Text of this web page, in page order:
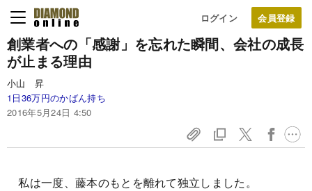
ログイン
創業者への 「感謝」を忘れた瞬間、会社の成長
が止まる理由
小山 昇
1日36万円のかばん持ち
2016年5月24日 4:50
私は一度、藤本のもとを離れて独立しました。